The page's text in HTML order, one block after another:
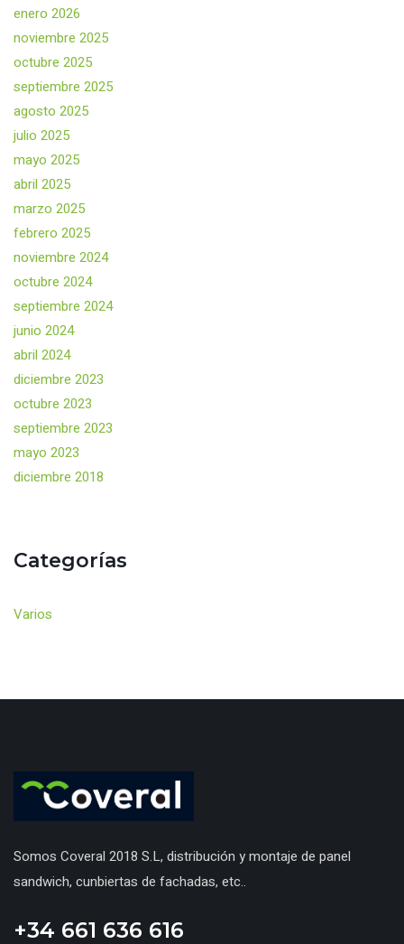
enero 2026
noviembre 2025
octubre 2025
septiembre 2025
agosto 2025
julio 2025
mayo 2025
abril 2025
marzo 2025
febrero 2025
noviembre 2024
octubre 2024
septiembre 2024
junio 2024
abril 2024
diciembre 2023
octubre 2023
septiembre 2023
mayo 2023
diciembre 2018
Categorías
Varios
Somos Coveral 2018 S.L, distribución y montaje de panel
sandwich, cunbiertas de fachadas, etc..
+34 661 636 616